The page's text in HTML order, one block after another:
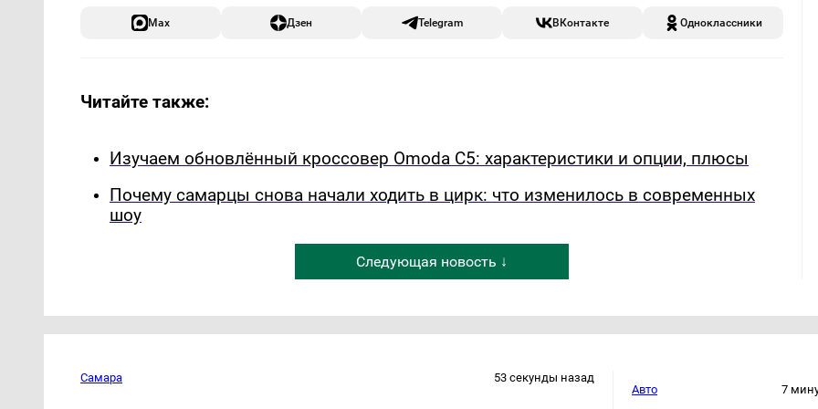
Max Дзен Telegram ВКонтакте Одноклассники
Читайте также:
Изучаем обновлённый кроссовер Omoda C5: характеристики и опции, плюсы
Почему самарцы снова начали ходить в цирк: что изменилось в современных
шоу
Следующая новость ↓
Самара
53 секунды назад
Авто
7